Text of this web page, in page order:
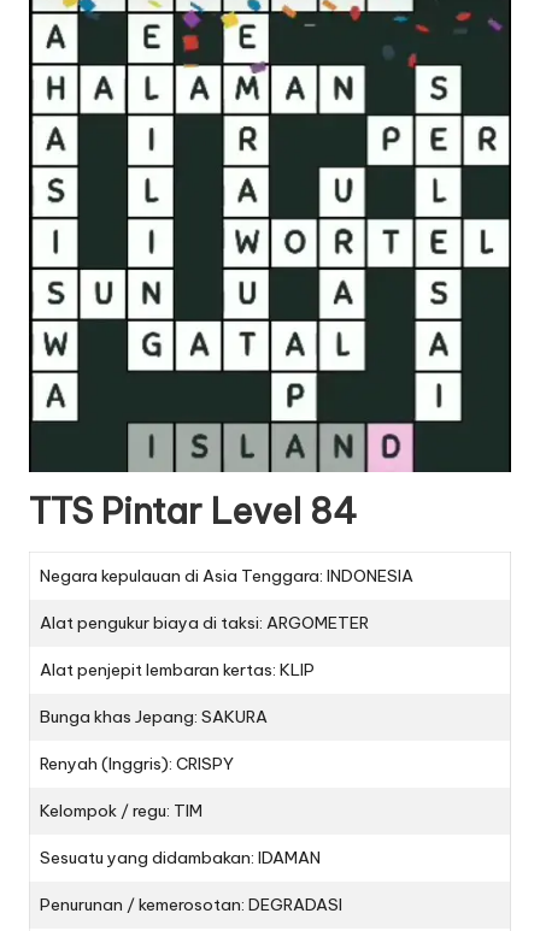
TTS Pintar Level 84
Negara kepulauan di Asia Tenggara: INDONESIA
Alat pengukur biaya di taksi: ARGOMETER
Alat penjepit lembaran kertas: KLIP
Bunga khas Jepang: SAKURA
Renyah (Inggris): CRISPY
Kelompok / regu: TIM
Sesuatu yang didambakan: IDAMAN
Penurunan / kemerosotan: DEGRADASI